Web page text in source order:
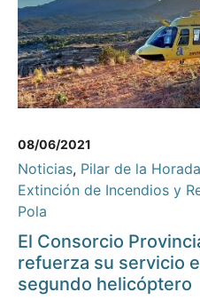
08/06/2021
Noticias, Pilar de la
Extinción de Incendios y
Pola
El Consorcio
refuerza su servicio
segundo helicóptero